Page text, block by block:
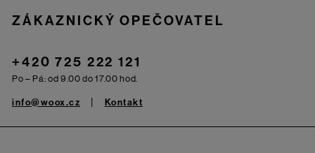
ZÁKAZNICKÝ OPEČOVATEL
+420 725 222 121
Po – Pá: od 9.00 do 17.00 hod.
info@woox.cz Kontakt